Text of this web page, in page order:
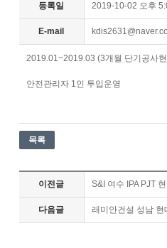
등록일 2019-10-02 오후
E-mail
2019.01~2019.03 (3개월 단기공사
안전관리자 1인 투입운영
이전글 S&I 여수 IPA PJT
다음글 래미안건설 성남